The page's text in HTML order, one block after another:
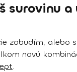
zobudím,
novú
.